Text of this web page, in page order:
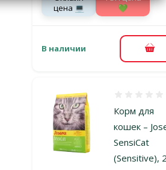
цена 💻
💚
В наличии В
Корм для
кошек –
SensiCat
(Sensitive),